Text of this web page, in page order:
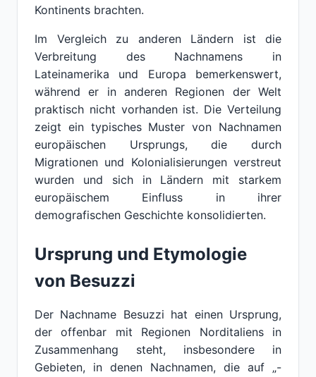
Kontinents brachten.
Im Vergleich zu anderen Ländern ist die
Verbreitung des Nachnamens in
Lateinamerika und Europa bemerkenswert,
während er in anderen Regionen der Welt
praktisch nicht vorhanden ist. Die Verteilung
zeigt ein typisches Muster von Nachnamen
europäischen Ursprungs, die durch
Migrationen und Kolonialisierungen verstreut
wurden und sich in Ländern mit starkem
europäischem Einfluss in ihrer
demografischen Geschichte konsolidierten.
Ursprung und Etymologie
von Besuzzi
Der Nachname Besuzzi hat einen Ursprung,
der offenbar mit Regionen Norditaliens in
Zusammenhang steht, insbesondere in
Gebieten, in denen Nachnamen, die auf „-